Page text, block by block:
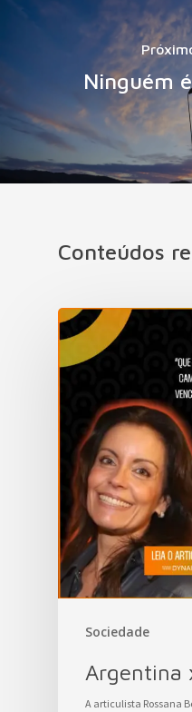
Ninguém
Conteúdos
Sociedade
Argentina
A articulista Rossana